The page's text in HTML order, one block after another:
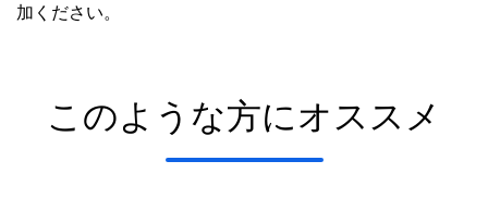
加ください。
このような方にオススメ